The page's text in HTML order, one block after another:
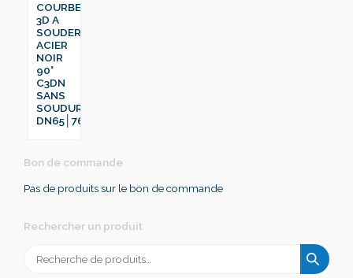
COURBE
3D A
SOUDER
ACIER
NOIR
90°
C3DN
SANS
SOUDURE
DN65│76.1
Bon de commande
Pas de produits sur le bon de commande
Rechercher un produit
pour :